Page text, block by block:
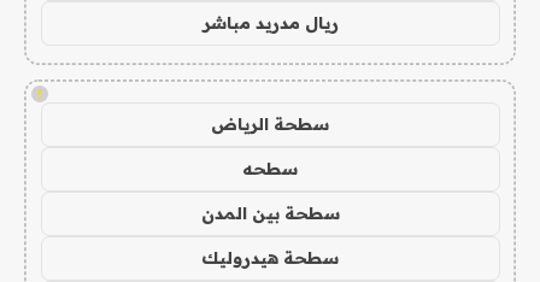
ريال مدريد مباشر
!
سطحة الرياض
سطحه
سطحة بين المدن
سطحة هيدروليك